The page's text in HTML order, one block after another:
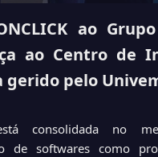
ao
ao Centro de
gerido pelo
consolidada no
de softwares como